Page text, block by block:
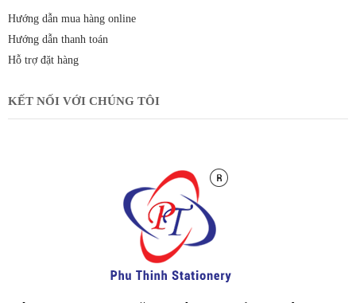
Hướng dẫn mua hàng online
Hướng dẫn thanh toán
Hỗ trợ đặt hàng
KẾT NỐI VỚI CHÚNG TÔI